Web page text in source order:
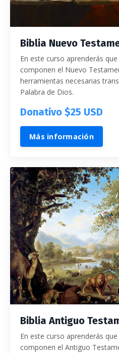
Biblia Nuevo
En este curso aprenderás
componen el Nuevo
herramientas necesarias
Palabra de Dios.
Donativo $25 USD
Más información
Biblia Antiguo
En este curso aprenderás
componen el Antiguo